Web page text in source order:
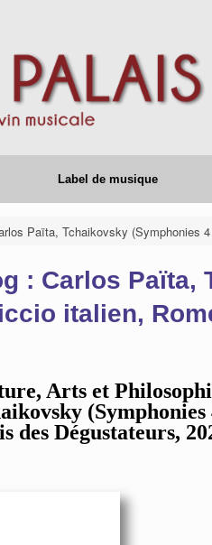
Label de musique
Païta, Tchaikovsky (Symphonies
: Carlos Païta,
italien,
Arts et
des Dégustateurs,